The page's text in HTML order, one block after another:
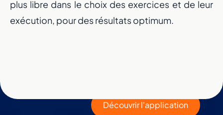
plus libre dans le choix des exercices et de leur
exécution, pour des résultats optimum.
Un nouveau
avec une application qui s’adapte à vous.
Découvrir l'application